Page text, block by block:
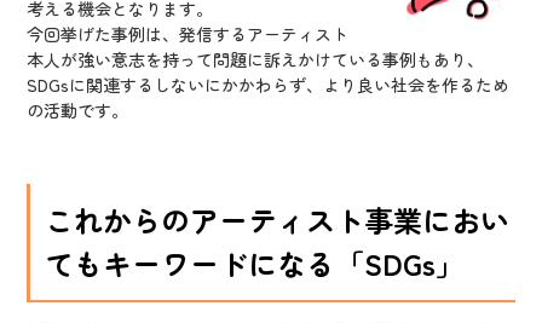
考える機会となります。
今回挙げた事例は、発信するアーティスト
本人が強い意志を持って問題に訴えかけている事例もあり、
SDGsに関連するしないにかかわらず、より良い社会を作るため
の活動です。
これからのアーティスト事業におい
てもキーワードになる「SDGs」